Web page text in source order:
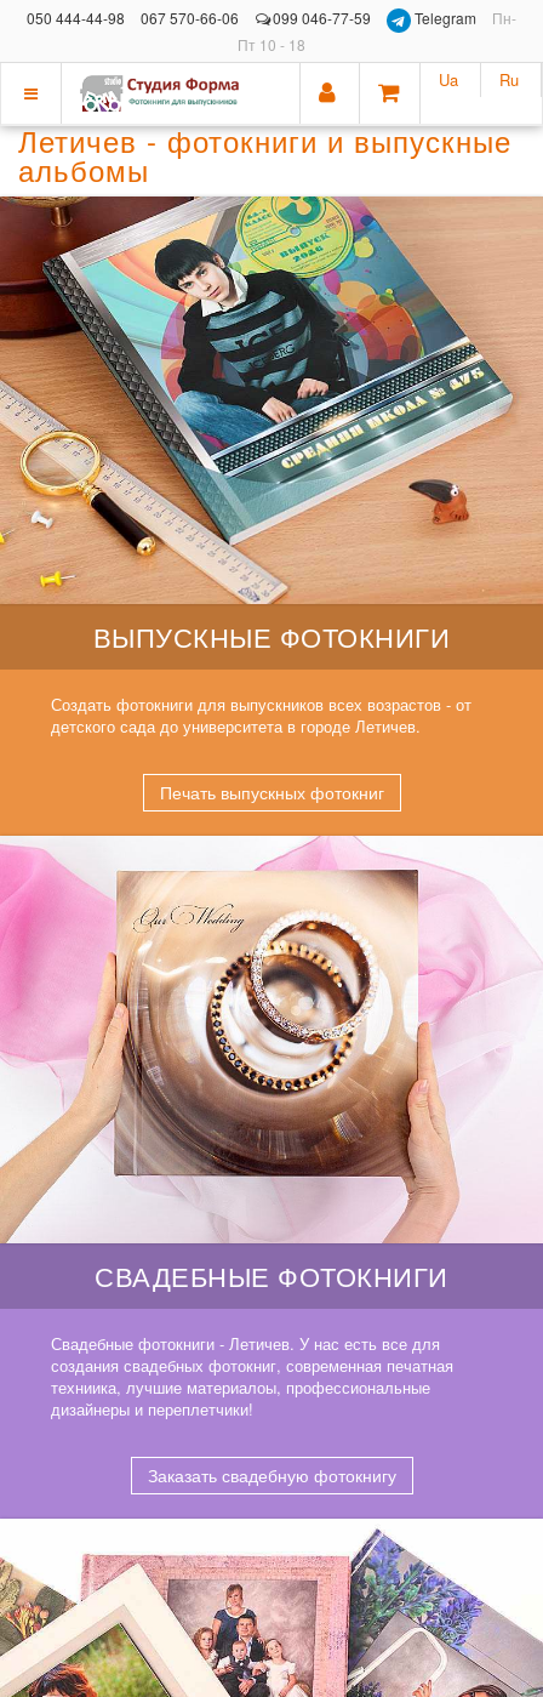
050 444-44-98 067 570-66-06 099 046-77-59 Telegram
Пн-
Пт 10 - 18
Показать
меню
Ua Ru
Летичев - фотокниги и выпускные
альбомы
ВЫПУСКНЫЕ ФОТОКНИГИ
Создать фотокниги для выпускников всех возрастов - от
детского сада до университета в городе Летичев.
Печать выпускных фотокниг
СВАДЕБНЫЕ ФОТОКНИГИ
Свадебные фотокниги - Летичев. У нас есть все для
создания свадебных фотокниг, современная печатная
техниика, лучшие материалоы, профессиональные
дизайнеры и переплетчики!
Заказать свадебную фотокнигу